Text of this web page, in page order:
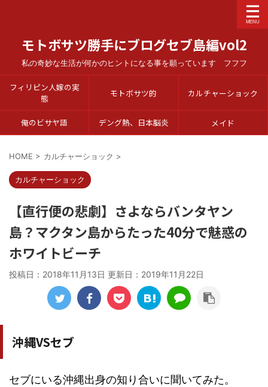
モトボサツ勝手にブログセブ島編vol2
私の奇妙な生活が何かのヒントになる事を願っています フフフ
フィリピン人嫁の実
態
モトボサツ的 カルチャーショック
俺のビサヤ語 デング熱、日本脳炎 メイド
HOME > カルチャーショック >
カルチャーショック
【直行便の悲劇】さよならバンタヤン
島？マクタン島からたった40分で魅惑の
ホワイトビーチ
投稿日：2018年11月13日 更新日： 2019年11月22日
沖縄VSセブ
セブにいる沖縄出身の知り合いに聞いてみた。